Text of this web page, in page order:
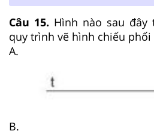
Câu 15. Hình nào sau đây
quy trình vẽ hình chiếu
A.
B.